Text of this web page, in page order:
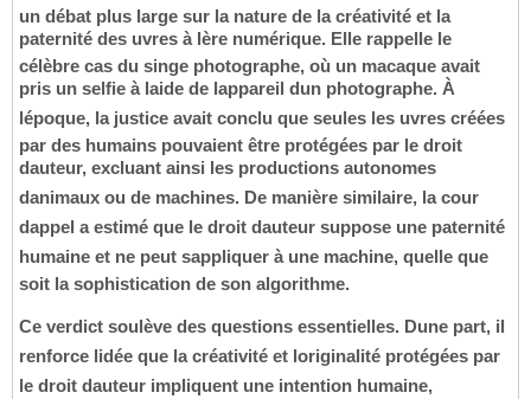
un débat plus large sur la nature de la créativité et la
paternité des uvres à lère numérique. Elle rappelle le
célèbre cas du singe photographe, où un macaque avait
pris un selfie à laide de lappareil dun photographe. À
lépoque, la justice avait conclu que seules les uvres créées
par des humains pouvaient être protégées par le droit
dauteur, excluant ainsi les productions autonomes
danimaux ou de machines. De manière similaire, la cour
dappel a estimé que le droit dauteur suppose une paternité
humaine et ne peut sappliquer à une machine, quelle que
soit la sophistication de son algorithme.
Ce verdict soulève des questions essentielles. Dune part, il
renforce lidée que la créativité et loriginalité protégées par
le droit dauteur impliquent une intention humaine,